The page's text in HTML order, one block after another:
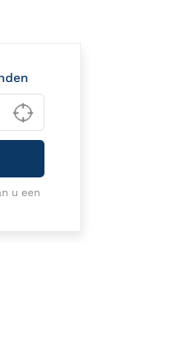
Type to begin
u een